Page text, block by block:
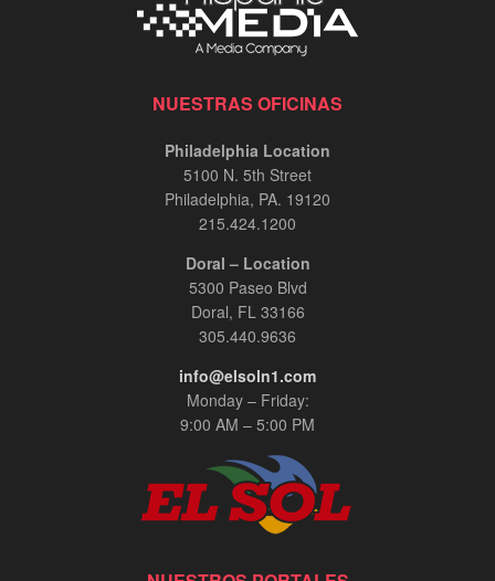
NUESTRAS OFICINAS
Philadelphia Location
5100 N. 5th Street
Philadelphia, PA. 19120
215.424.1200
Doral – Location
5300 Paseo Blvd
Doral, FL 33166
305.440.9636
info@elsoln1.com
Monday – Friday:
9:00 AM – 5:00 PM